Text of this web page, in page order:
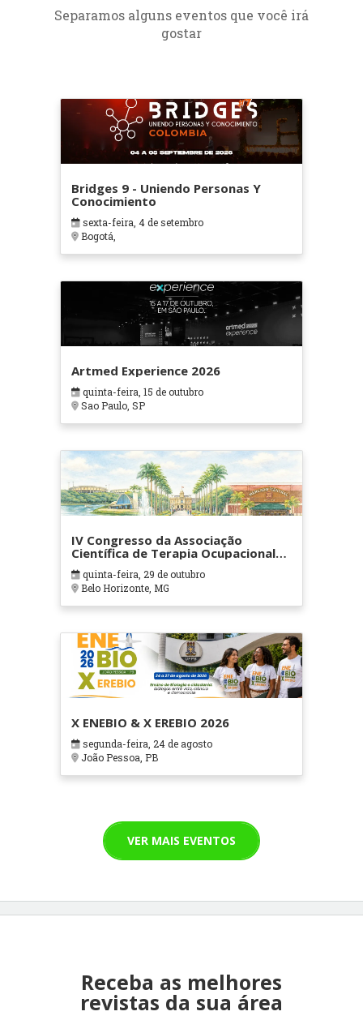
Separamos alguns eventos que você irá
gostar
Bridges 9 - Uniendo Personas Y
Conocimiento
sexta-feira, 4 de setembro
Bogotá,
Artmed Experience 2026
quinta-feira, 15 de outubro
Sao Paulo, SP
IV Congresso da Associação
Científica de Terapia Ocupacional
em Contextos Hospitalares e
Cuidados Paliativos - ATOHOSP
quinta-feira, 29 de outubro
Belo Horizonte, MG
X ENEBIO & X EREBIO 2026
segunda-feira, 24 de agosto
João Pessoa, PB
VER MAIS EVENTOS
Receba as melhores
revistas da sua área